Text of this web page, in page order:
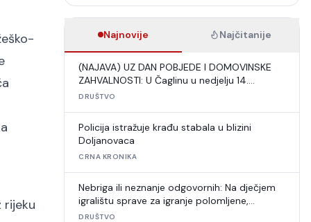
rijeku
Najnovije Najčitanije
(NAJAVA) UZ DAN POBJEDE I DOMOVINSKE
ZAHVALNOSTI: U Čaglinu u nedjelju 14.
međunarodni šahovski turnir
DRUŠTVO
Policija istražuje krađu stabala u blizini
Doljanovaca
CRNA KRONIKA
Nebriga ili neznanje odgovornih: Na dječjem
igralištu sprave za igranje polomljene,
umjetna trava u raspadu
DRUŠTVO